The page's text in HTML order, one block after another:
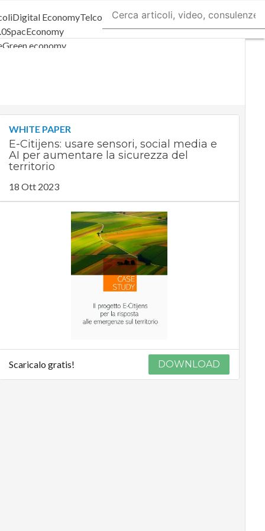
Digital EconomyTelco
SpacEconomy
Green economy
WHITE PAPER
E-Citijens: usare sensori, social media e
AI per aumentare la sicurezza del
territorio
18 Ott 2023
Scaricalo gratis! DOWNLOAD